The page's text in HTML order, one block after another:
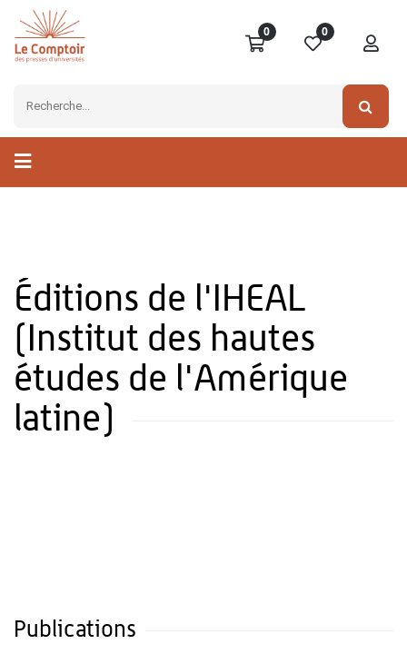
0 0
Éditions de l'IHEAL
(Institut des hautes
études de l'Amérique
latine)
Publications